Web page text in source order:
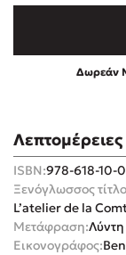
Λεπτομέρειες
ISBN:978-618-10-
Ξενόγλωσσος
L’atelier de la
Μετάφραση:
Εικονογράφος:
Δωρεάν